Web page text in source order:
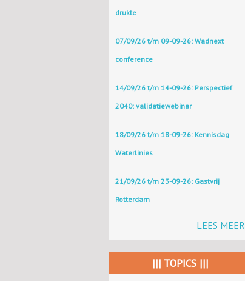
drukte
07/09/26 t/m 09-09-26: Wadnext
conference
14/09/26 t/m 14-09-26: Perspectief
2040: validatiewebinar
18/09/26 t/m 18-09-26: Kennisdag
Waterlinies
21/09/26 t/m 23-09-26: Gastvrij
Rotterdam
LEES MEER
||| TOPICS |||